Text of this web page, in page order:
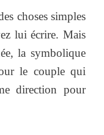
choses simples
lui écrire. Mais
la symbolique
le couple qui
direction pour